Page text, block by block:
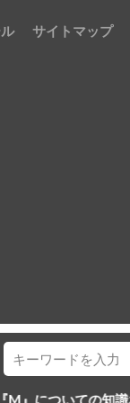
サイトマップ
識などをまとめ